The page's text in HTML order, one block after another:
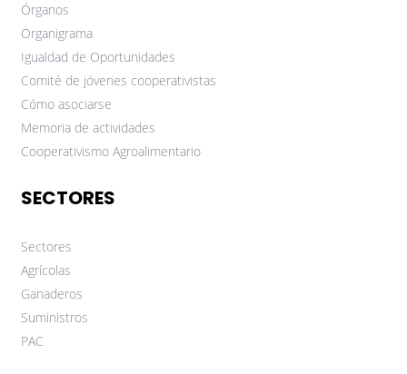
Órganos
Organigrama
Igualdad de Oportunidades
Comité de jóvenes cooperativistas
Cómo asociarse
Memoria de actividades
Cooperativismo Agroalimentario
SECTORES
Sectores
Agrícolas
Ganaderos
Suministros
PAC